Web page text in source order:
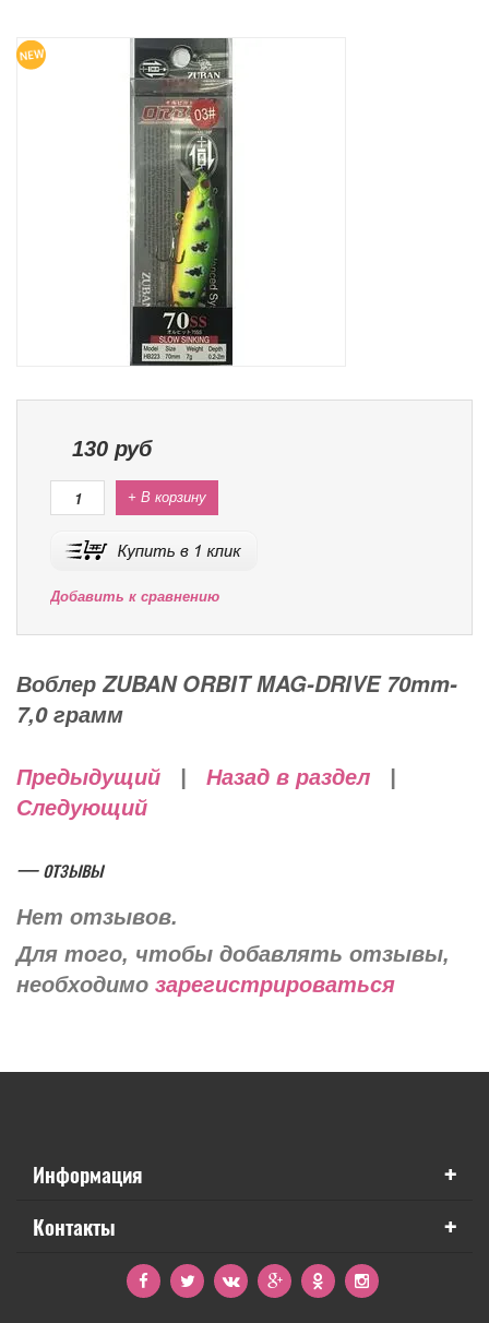
130 руб
+ В корзину
Добавить к сравнению
Воблер ZUBAN ORBIT MAG-DRIVE 70mm-
7,0 грамм
Предыдущий Назад в раздел
Следующий
— отзывы
Нет отзывов.
Для того, чтобы добавлять отзывы,
необходимо зарегистрироваться
Информация +
Контакты +